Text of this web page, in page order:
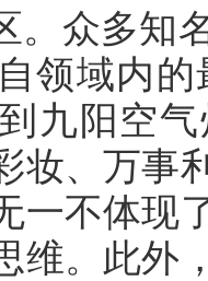
。众多知
领域内
九阳空
妆、万事
一不体现
维。此外